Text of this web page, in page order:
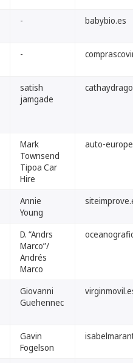
- babybio.es
-
satish
jamgade
Mark
Townsend
Tipoa Car
Hire
auto-
Annie
Young
D. “Andrs
Marco”/
Andrés
Marco
Giovanni
Guehennec
Gavin
Fogelson